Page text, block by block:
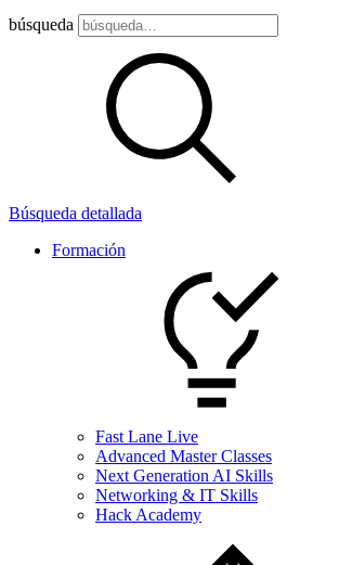
búsqueda
Búsqueda detallada
Formación
Fast Lane Live
Advanced Master Classes
Next Generation AI Skills
Networking & IT Skills
Hack Academy